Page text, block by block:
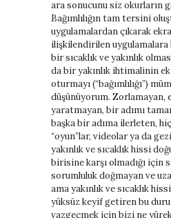
ara sonucunu siz okurların
Bağımlılığın tam tersini
uygulamalardan çıkarak
ilişkilendirilen uygulamalara
bir sıcaklık ve yakınlık
da bir yakınlık ihtimalinin
oturmayı (“bağımlılığı”)
düşünüyorum. Zorlamayan,
yaratmayan, bir adımı
başka bir adıma ilerleten,
“oyun”lar, videolar ya da
yakınlık ve sıcaklık hissi
birisine karşı olmadığı için
sorumluluk doğmayan ve
ama yakınlık ve sıcaklık
yüksüz keyif getiren bu
vazgeçmek için bizi ne